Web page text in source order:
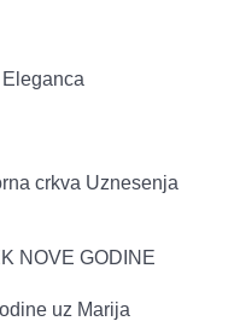
Eleganca
crkva Uznesenja
NOVE GODINE
uz Marija